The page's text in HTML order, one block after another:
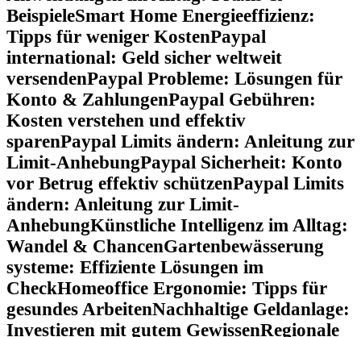
BeispieleSmart Home Energieeffizienz:
Tipps für weniger KostenPaypal
international: Geld sicher weltweit
versendenPaypal Probleme: Lösungen für
Konto & ZahlungenPaypal Gebühren:
Kosten verstehen und effektiv
sparenPaypal Limits ändern: Anleitung zur
Limit-AnhebungPaypal Sicherheit: Konto
vor Betrug effektiv schützenPaypal Limits
ändern: Anleitung zur Limit-
AnhebungKünstliche Intelligenz im Alltag:
Wandel & ChancenGartenbewässerung
systeme: Effiziente Lösungen im
CheckHomeoffice Ergonomie: Tipps für
gesundes ArbeitenNachhaltige Geldanlage:
Investieren mit gutem GewissenRegionale